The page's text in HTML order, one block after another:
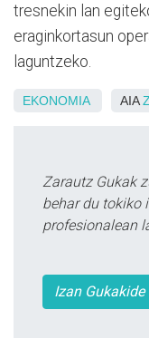
tresnekin lan
eraginkortasun
laguntzeko.
EKONOMIA AIA
Zarautz Gukak
behar du tokiko
profesionalean
Izan Gukakide